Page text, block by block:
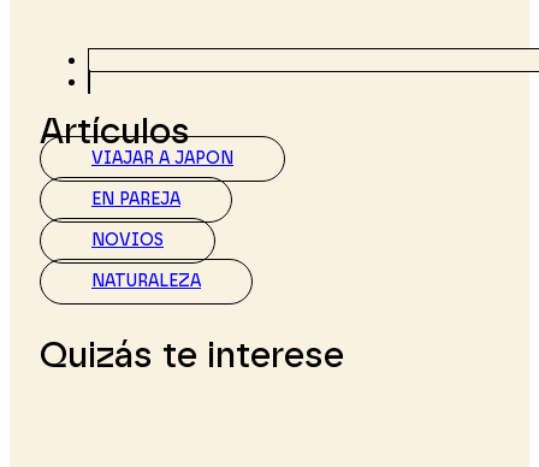
Artículos
VIAJAR A JAPON
EN PAREJA
NOVIOS
NATURALEZA
Quizás te interese